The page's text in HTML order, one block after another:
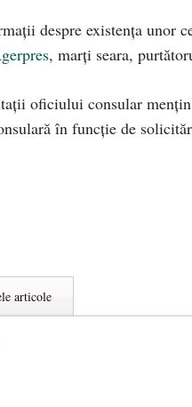
despre existenţa unor
, marți seara,
oficiului consular
în funcţie de
articole